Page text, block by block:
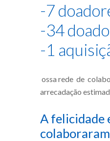
-7
-34
-1
ossa rede de
arrecadação
A felicidade